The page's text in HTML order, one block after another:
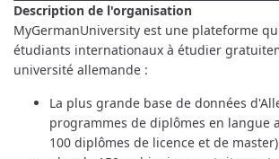
Description de l'organisation
MyGermanUniversity est une plateforme
étudiants internationaux à étudier
université allemande :
La plus grande base de données
programmes de diplômes en langue
100 diplômes de licence et de